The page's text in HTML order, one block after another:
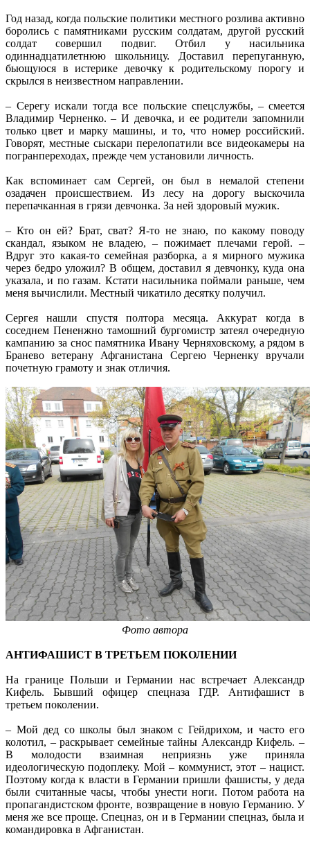
Год назад, когда польские политики местного розлива активно
боролись с памятниками русским солдатам, другой русский
солдат совершил подвиг. Отбил у насильника
одиннадцатилетнюю школьницу. Доставил перепуганную,
бьющуюся в истерике девочку к родительскому порогу и
скрылся в неизвестном направлении.
– Серегу искали тогда все польские спецслужбы, – смеется
Владимир Черненко. – И девочка, и ее родители запомнили
только цвет и марку машины, и то, что номер российский.
Говорят, местные сыскари перелопатили все видеокамеры на
погранпереходах, прежде чем установили личность.
Как вспоминает сам Сергей, он был в немалой степени
озадачен происшествием. Из лесу на дорогу выскочила
перепачканная в грязи девчонка. За ней здоровый мужик.
– Кто он ей? Брат, сват? Я-то не знаю, по какому поводу
скандал, языком не владею, – пожимает плечами герой. –
Вдруг это какая-то семейная разборка, а я мирного мужика
через бедро уложил? В общем, доставил я девчонку, куда она
указала, и по газам. Кстати насильника поймали раньше, чем
меня вычислили. Местный чикатило десятку получил.
Сергея нашли спустя полтора месяца. Аккурат когда в
соседнем Пененжно тамошний бургомистр затеял очередную
кампанию за снос памятника Ивану Черняховскому, а рядом в
Бранево ветерану Афганистана Сергею Черненку вручали
почетную грамоту и знак отличия.
Фото автора
АНТИФАШИСТ В ТРЕТЬЕМ ПОКОЛЕНИИ
На границе Польши и Германии нас встречает Александр
Кифель. Бывший офицер спецназа ГДР. Антифашист в
третьем поколении.
– Мой дед со школы был знаком с Гейдрихом, и часто его
колотил, – раскрывает семейные тайны Александр Кифель. –
В молодости взаимная неприязнь уже приняла
идеологическую подоплеку. Мой – коммунист, этот – нацист.
Поэтому когда к власти в Германии пришли фашисты, у деда
были считанные часы, чтобы унести ноги. Потом работа на
пропагандистском фронте, возвращение в новую Германию. У
меня же все проще. Спецназ, он и в Германии спецназ, была и
командировка в Афганистан.